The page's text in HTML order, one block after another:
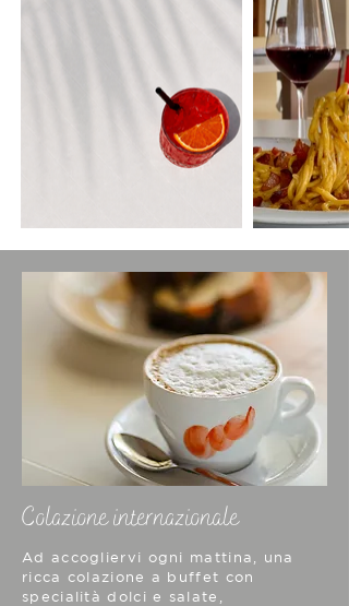
Colazione internazionale
Ad accogliervi ogni mattina, una
ricca colazione a buffet con
specialità dolci e salate,